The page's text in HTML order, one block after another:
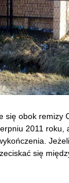
się obok remizy
2011
się